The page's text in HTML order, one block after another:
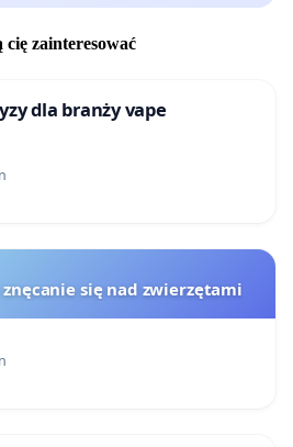
zainteresować
dla branży vape
się nad zwierzętami